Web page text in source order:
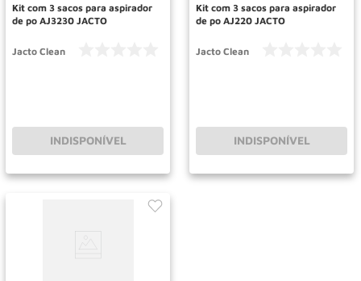
Kit com 3 sacos para aspirador
de po AJ3230 JACTO
Jacto Clean
INDISPONÍVEL
Kit com 3 sacos para aspirador
de po AJ220 JACTO
Jacto Clean
INDISPONÍVEL